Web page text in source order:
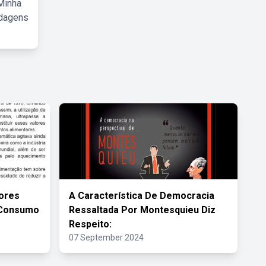
A Característica De Democracia
Ressaltada Por Montesquieu Diz
Respeito:
07 September 2024